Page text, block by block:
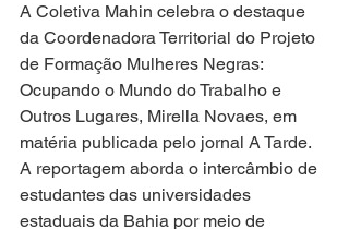
A Coletiva Mahin celebra o destaque
da Coordenadora Territorial do Projeto
de Formação Mulheres Negras:
Ocupando o Mundo do Trabalho e
Outros Lugares, Mirella Novaes, em
matéria publicada pelo jornal A Tarde.
A reportagem aborda o intercâmbio de
estudantes das universidades
estaduais da Bahia por meio de